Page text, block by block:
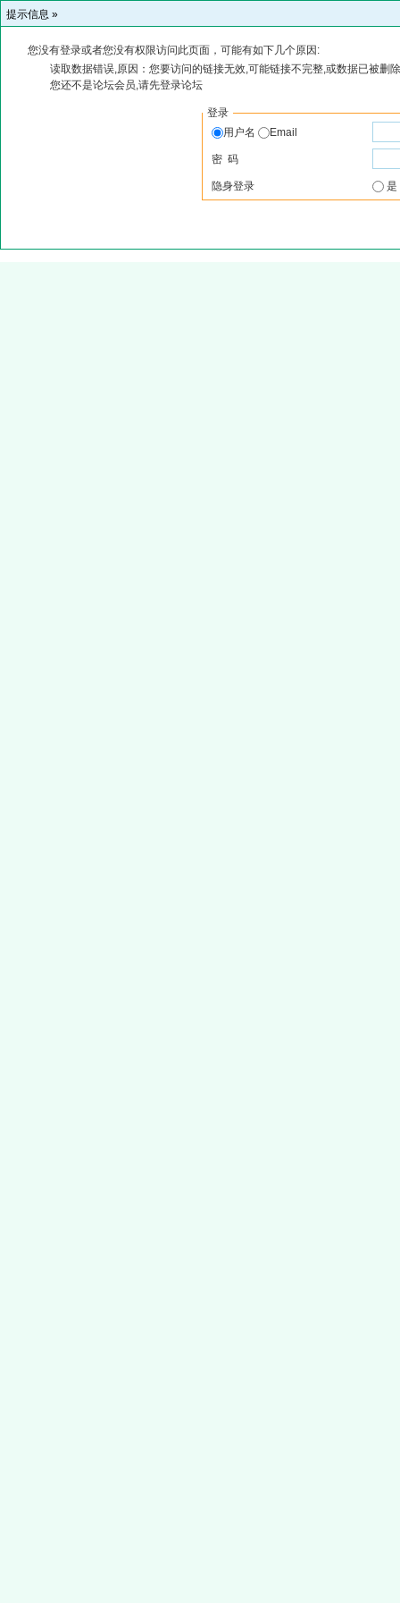
提示信息 »
您没有登录或者您没有权限访问此页面，可能有如下几个原因:
读取数据错误,原因：您要访问的链接无效,可能链接不完整,或数据已被删
您还不是论坛会员,请先登录论坛
登录
用户名
Email
密 码
隐身登录